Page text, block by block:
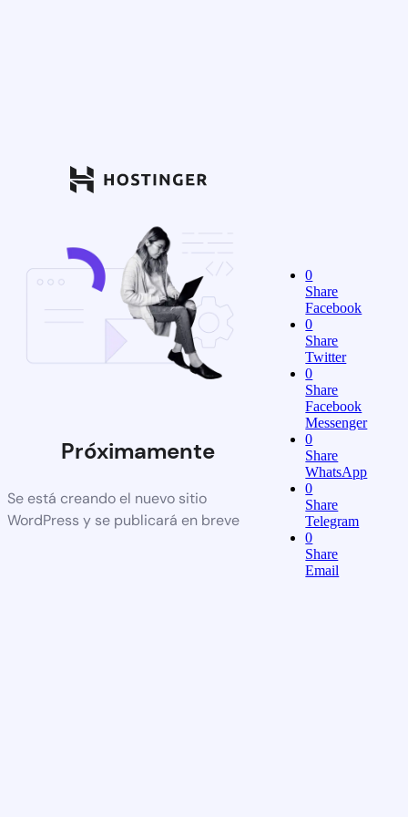
Próximamente
Se está creando el nuevo sitio
WordPress y se publicará en breve
0
Share
Facebook
0
Share
Twitter
0
Share
Facebook
Messenger
0
Share
WhatsApp
0
Share
Telegram
0
Share
Email